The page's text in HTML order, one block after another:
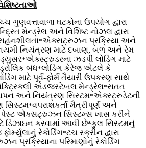
ગુણવત્તાવાળા ઘટકોના ઉપયોગ દ્વારા
મેન્ડ્રેલ અને વિશિષ્ટ નોઝલ દ્વારા
*એક્સટ્રુઝન પ્રક્રિયા અને
કાયમી નિયંત્રણ માટે દબાણ, બળ અને રેમ
*એક્સ્ટ્રુડરના ઝડપી લોડિંગ માટે
બંધ*લોડિંગ કેરેજ એટલે કે
માટે પૂર્વ-ફોર્મ તૈયારી ઉપકરણ સાથે
એડજસ્ટેબલ મેન્ડ્રેલ*સતત
અને નિયંત્રણ સિસ્ટમ*એક્સ્ટ્રુડેટની
સિસ્ટમ*વપરાશકર્તા મૈત્રીપૂર્ણ અને
પેસ્ટ એક્સટ્રુઝન સિસ્ટમ્સ ખાસ કરીને
ડિઝાઇન કરવામાં આવી છે*કુલ સિસ્ટમનું
રેકોર્ડિંગ*ટચ સ્ક્રીન દ્વારા
પરિમાણોનું રેકોર્ડિંગ